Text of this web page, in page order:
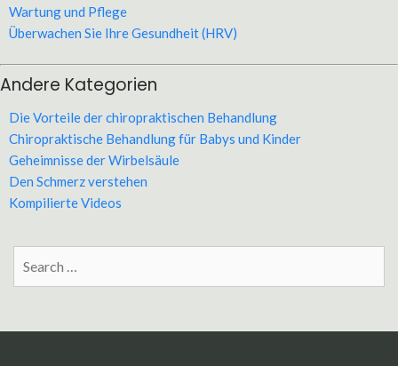
Wartung und Pflege
Überwachen Sie Ihre Gesundheit (HRV)
Andere Kategorien
Die Vorteile der chiropraktischen Behandlung
Chiropraktische Behandlung für Babys und Kinder
Geheimnisse der Wirbelsäule
Den Schmerz verstehen
Kompilierte Videos
Search
for: